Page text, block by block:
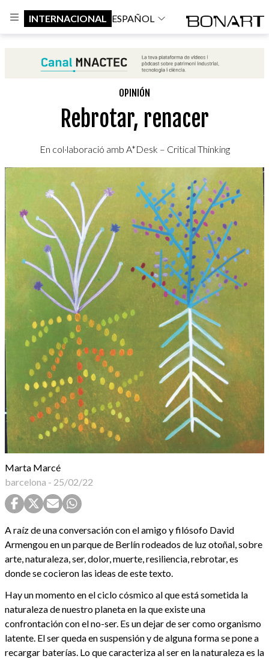
INTERNACIONAL ESPAÑOL
OPINIÓN
Rebrotar, renacer
En col·laboració amb A*Desk – Critical Thinking
Marta Marcé
barcelona - 25/02/22
A raíz de una conversación con el amigo y filósofo David
Armengou en un parque de Berlín rodeados de luz otoñal, sobre
arte, naturaleza, ser, dolor, muerte, resiliencia, rebrotar, es
donde se cocieron las ideas de este texto.
Hay un momento en el ciclo cósmico al que está sometida la
naturaleza de nuestro planeta en la que existe una
confrontación con el no-ser. Es un dejar de ser como organismo
latente. El ser queda en suspensión y de alguna forma se pone a
recargar baterías. Lo que caracteriza al ser en la naturaleza es la